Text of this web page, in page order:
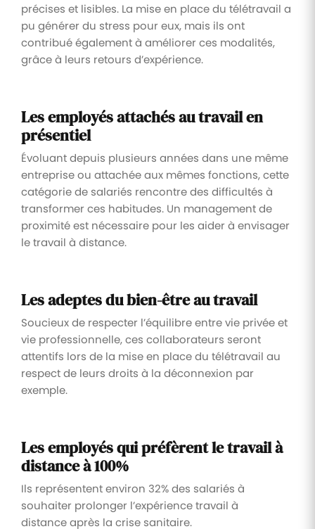
précises et lisibles. La mise en place du télétravail a
pu générer du stress pour eux, mais ils ont
contribué également à améliorer ces modalités,
grâce à leurs retours d’expérience.
Les employés attachés au travail en
présentiel
Évoluant depuis plusieurs années dans une même
entreprise ou attachée aux mêmes fonctions, cette
catégorie de salariés rencontre des difficultés à
transformer ces habitudes. Un management de
proximité est nécessaire pour les aider à envisager
le travail à distance.
Les adeptes du bien-être au travail
Soucieux de respecter l’équilibre entre vie privée et
vie professionnelle, ces collaborateurs seront
attentifs lors de la mise en place du télétravail au
respect de leurs droits à la déconnexion par
exemple.
Les employés qui préfèrent le travail à
distance à 100%
Ils représentent environ 32% des salariés à
souhaiter prolonger l’expérience travail à
distance après la crise sanitaire.